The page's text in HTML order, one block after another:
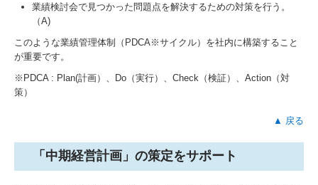
業績検討会で見つかった問題点を解決するための対策を行う。
（A)
このような業績管理体制（PDCA※サイクル）を社内に構築すること
が重要です。
※PDCA : Plan(計画）、Do（実行）、Check（検証）、Action（対
策）
▲ 戻る
「中期経営計画」の策定をサポート